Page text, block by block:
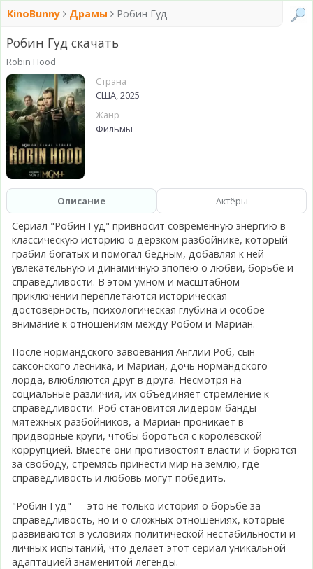
KinoBunny Драмы Робин Гуд
Робин Гуд скачать
Robin Hood
Страна
США, 2025
Жанр
Фильмы
Описание Актёры
Сериал "Робин Гуд" привносит современную энергию в
классическую историю о дерзком разбойнике, который
грабил богатых и помогал бедным, добавляя к ней
увлекательную и динамичную эпопею о любви, борьбе и
справедливости. В этом умном и масштабном
приключении переплетаются историческая
достоверность, психологическая глубина и особое
внимание к отношениям между Робом и Мариан.
После нормандского завоевания Англии Роб, сын
саксонского лесника, и Мариан, дочь нормандского
лорда, влюбляются друг в друга. Несмотря на
социальные различия, их объединяет стремление к
справедливости. Роб становится лидером банды
мятежных разбойников, а Мариан проникает в
придворные круги, чтобы бороться с королевской
коррупцией. Вместе они противостоят власти и борются
за свободу, стремясь принести мир на землю, где
справедливость и любовь могут победить.
"Робин Гуд" — это не только история о борьбе за
справедливость, но и о сложных отношениях, которые
развиваются в условиях политической нестабильности и
личных испытаний, что делает этот сериал уникальной
адаптацией знаменитой легенды.